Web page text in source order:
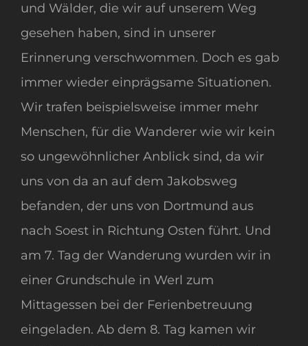
und Wälder, die wir auf unserem Weg
gesehen haben, sind in unserer
Erinnerung verschwommen. Doch es gab
immer wieder einprägsame Situationen.
Wir trafen beispielsweise immer mehr
Menschen, für die Wanderer wie wir kein
so ungewöhnlicher Anblick sind, da wir
uns von da an auf dem Jakobsweg
befanden, der uns von Dortmund aus
nach Soest in Richtung Osten führt. Und
am 7. Tag der Wanderung wurden wir in
einer Grundschule in Werl zum
Mittagessen bei der Ferienbetreuung
eingeladen. Ab dem 8. Tag kamen wir